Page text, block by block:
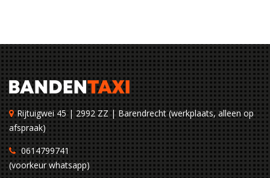
Rijtuigwei 45 | 2992 ZZ | Barendrecht (werkplaats, alleen op
afspraak)
0614799741
(voorkeur whatsapp)